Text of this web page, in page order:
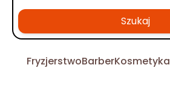
Szukaj
FryzjerstwoBarberKosmetyka